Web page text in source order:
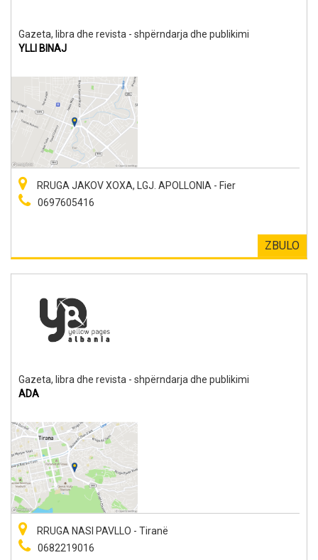
Gazeta, libra dhe revista - shpërndarja dhe publikimi
YLLI BINAJ
RRUGA JAKOV XOXA, LGJ. APOLLONIA - Fier
0697605416
ZBULO
Gazeta, libra dhe revista - shpërndarja dhe publikimi
ADA
RRUGA NASI PAVLLO - Tiranë
0682219016